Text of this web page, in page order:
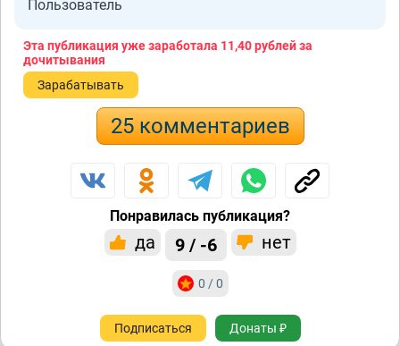
Пользователь
Эта публикация уже заработала 11,40 рублейза
дочитывания
Зарабатывать
25 комментариев
Понравилась публикация?
да 9 / -6 нет
0 / 0
Подписаться Донаты ₽